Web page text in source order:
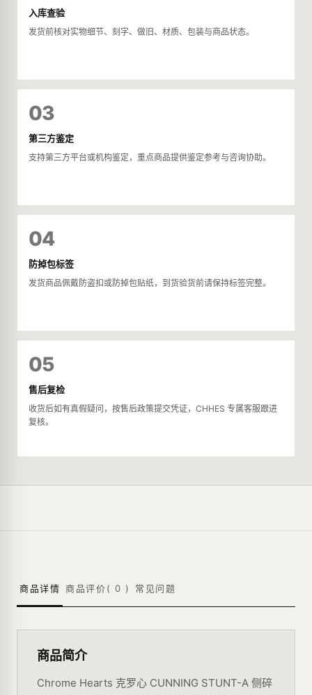
入库查验
发货前核对实物细节、刻字、做旧、材质、包装与商品状态。
03
第三方鉴定
支持第三方平台或机构鉴定，重点商品提供鉴定参考与咨询协助。
04
防掉包标签
发货商品佩戴防盗扣或防掉包贴纸，到货验货前请保持标签完整。
05
售后复检
收货后如有真假疑问，按售后政策提交凭证，CHHES 专属客服跟进
复核。
商品详情 商品评价( 0 ) 常见问题
商品简介
Chrome Hearts 克罗心 CUNNING STUNT-A 侧碎